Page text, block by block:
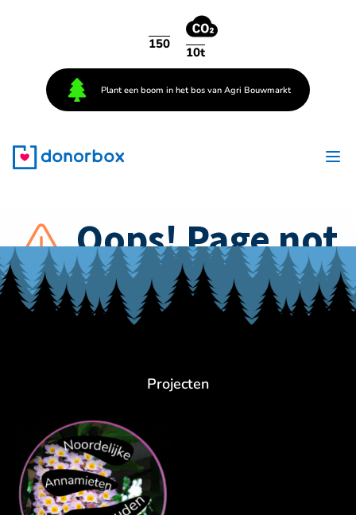
150
10t
Plant een boom in het bos van Agri Bouwmarkt
Projecten